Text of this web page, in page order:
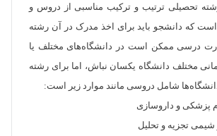
تحصیلی ترتیب و ترکیب مناسبی از دروس و
که دانشجو باید برای اخذ مدرک در آن رشته
چارت درسی ممکن است در دانشگاه‌های مختلف یا
مختلف دانشگاه یکسان نباش، اما برای رشته
شامل دروسی مانند موارد زیر است: